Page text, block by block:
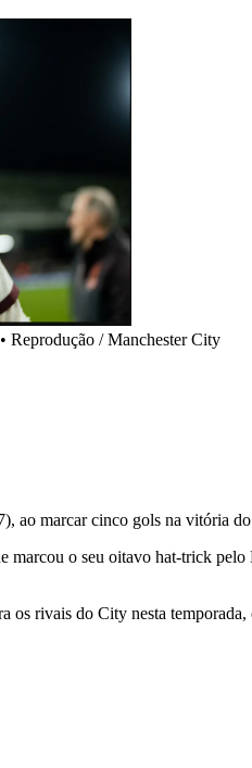
• Reprodução / Manchester City
ao marcar cinco gols na vitória
marcou o seu oitavo hat-trick
os rivais do City nesta